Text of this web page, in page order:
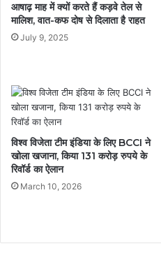
आषाढ़ माह में क्यों करते हैं कड़वे तेल से
मालिश, वात-कफ दोष से दिलाता है राहत
July 9, 2025
विश्व विजेता टीम इंडिया के लिए BCCI ने
खोला खजाना, किया 131 करोड़ रुपये के
रिवॉर्ड का ऐलान
March 10, 2026